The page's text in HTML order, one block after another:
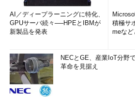
AI／ディープラーニングに特化、
GPUサーバ続々──HPEとIBMが
新製品を発表
積極サ
meな
NECとGE、産業IoT分
革命を見据え